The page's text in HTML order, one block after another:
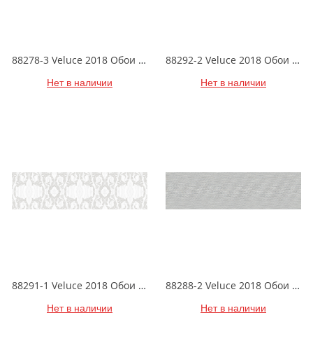
88278-3 Veluce 2018 Обои виниловые на бумажной основе 1.06*15.6
Нет в наличии
88292-2 Veluce 2018 Обои виниловые на бумажной основе 1.06*15.6
Нет в наличии
88291-1 Veluce 2018 Обои виниловые на бумажной основе 1.06*15.6
Нет в наличии
88288-2 Veluce 2018 Обои виниловые на бумажной основе 1.06*15.6
Нет в наличии